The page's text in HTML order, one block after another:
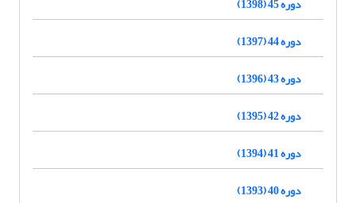
دوره 44 (1397)
دوره 43 (1396)
دوره 42 (1395)
دوره 41 (1394)
دوره 40 (1393)